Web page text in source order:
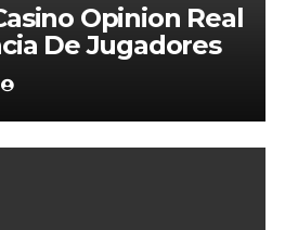
Opinion Real
De Jugadores